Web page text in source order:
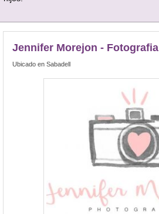
Jennifer Morejon - Fotografia
Ubicado en Sabadell